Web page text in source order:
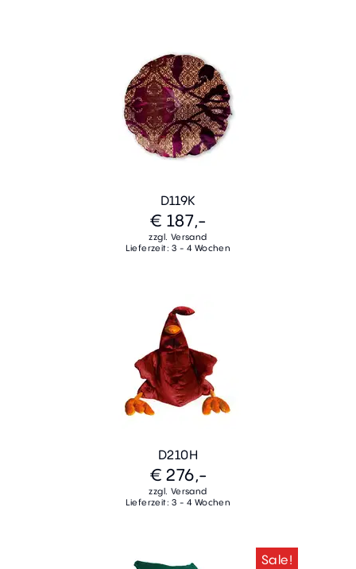
D119K
€ 187,-
zzgl. Versand
Lieferzeit: 3 - 4 Wochen
D210H
€ 276,-
zzgl. Versand
Lieferzeit: 3 - 4 Wochen
Sale!